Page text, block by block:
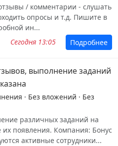
/ комментарии - слушать
опросы и т.д. Пишите в
ин...
Сегодня 13:05
Подробнее
выполнение заданий
· Без вложений · Без
различных заданий на
появления. Компания: Бонус
активные сотрудники...